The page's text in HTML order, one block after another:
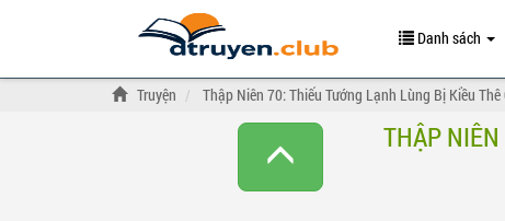
Danh sách
Truyện Thập Niên 70: Thiếu Tướng Lạnh Lùng Bị Kiều
THẬP